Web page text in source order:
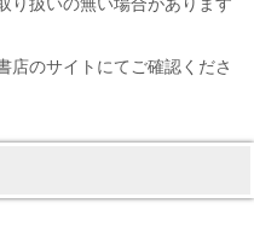
のサイトにてご確認くださ